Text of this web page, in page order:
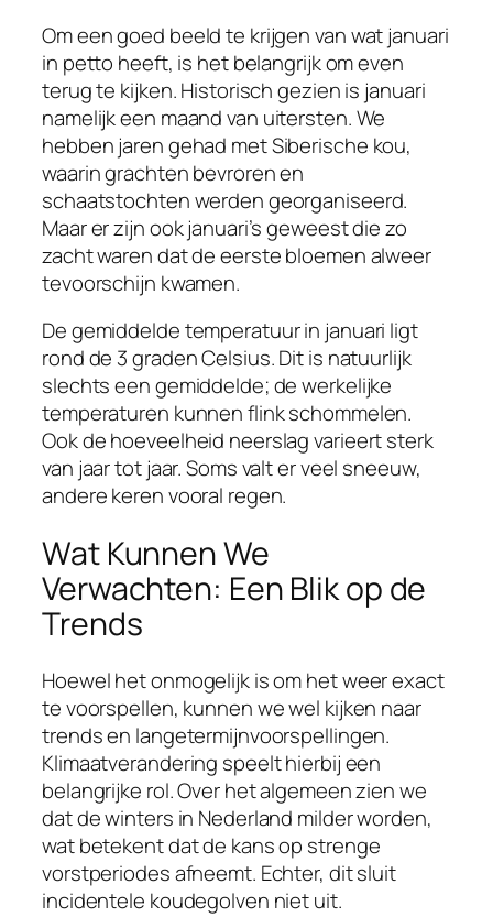
Om een goed beeld te krijgen van wat januari
in petto heeft, is het belangrijk om even
terug te kijken. Historisch gezien is januari
namelijk een maand van uitersten. We
hebben jaren gehad met Siberische kou,
waarin grachten bevroren en
schaatstochten werden georganiseerd.
Maar er zijn ook januari’s geweest die zo
zacht waren dat de eerste bloemen alweer
tevoorschijn kwamen.
De gemiddelde temperatuur in januari ligt
rond de 3 graden Celsius. Dit is natuurlijk
slechts een gemiddelde; de werkelijke
temperaturen kunnen flink schommelen.
Ook de hoeveelheid neerslag varieert sterk
van jaar tot jaar. Soms valt er veel sneeuw,
andere keren vooral regen.
Wat Kunnen We
Verwachten: Een Blik op de
Trends
Hoewel het onmogelijk is om het weer exact
te voorspellen, kunnen we wel kijken naar
trends en langetermijnvoorspellingen.
Klimaatverandering speelt hierbij een
belangrijke rol. Over het algemeen zien we
dat de winters in Nederland milder worden,
wat betekent dat de kans op strenge
vorstperiodes afneemt. Echter, dit sluit
incidentele koudegolven niet uit.